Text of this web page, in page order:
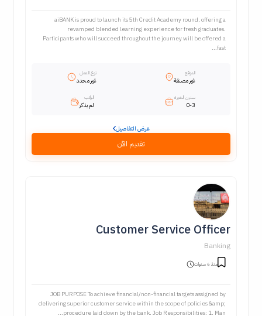
aiBANK is proud to launch its 5th Credit Academy round, offering a
revamped blended learning experience for fresh graduates.
Participants who will succeed throughout the journey will be offered a
fast...
الموقع
غير مصنفة
نوع العمل
غير محدد
سنين الخبرة
0-3
الراتب
لم يذكر
عرض التفاصيل
تقديم الآن
Customer Service Officer
Banking
منذ 6 سنوات
JOB PURPOSE To achieve financial/non-financial targets assigned by
delivering superior customer service within the scope of policies &amp;
procedure laid down by the bank. Job Responsibilities: 1. Man...